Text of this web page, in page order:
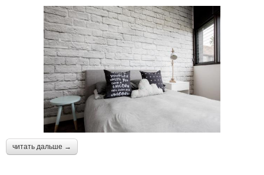
читать дальше →